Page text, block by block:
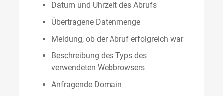
Datum und Uhrzeit des Abrufs
Übertragene Datenmenge
Meldung, ob der Abruf erfolgreich war
Beschreibung des Typs des
verwendeten Webbrowsers
Anfragende Domain